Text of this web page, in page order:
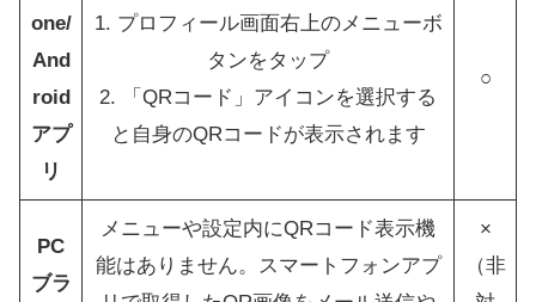
one/
And
roid
アプ
リ
1. プロフィール画面右上のメニューボ
タンをタップ
2. 「QRコード」アイコンを選択する
と自身のQRコードが表示されます
○
PC
ブラ
メニューや設定内にQRコード表示機
能はありません。スマートフォンアプ
×
（非